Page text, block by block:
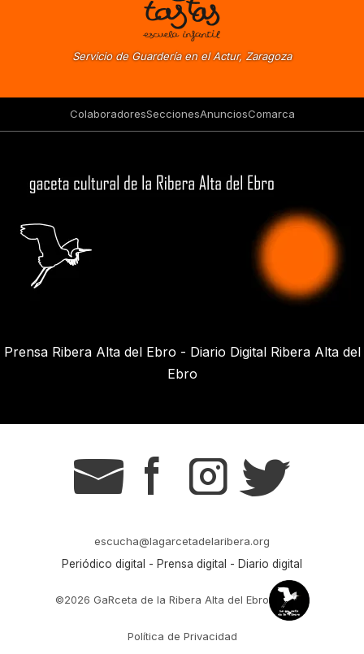
Servicio de Guardería en el Actur, Zaragoza
ColaboradoresSeccionesAnunciosComarca
Prensa Ribera Alta del Ebro - Diario Digital Ribera Alta del
Ebro
g s t r
escucha@lagarcetadelaribera.org
Periódico digital - Prensa digital - Diario digital
©2026 GaRceta de la Ribera Alta del Ebro
Política de Privacidad